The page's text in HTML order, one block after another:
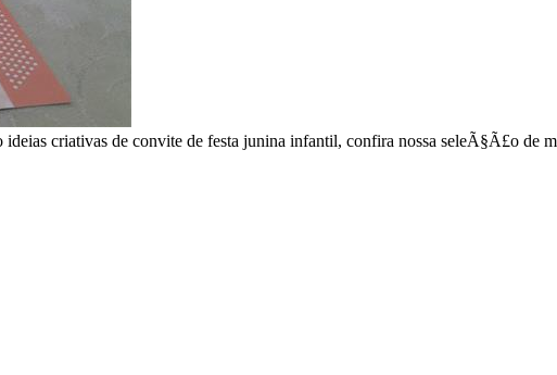
criativas de convite de festa junina infantil, confira nossa seleÃ§Ã£o de